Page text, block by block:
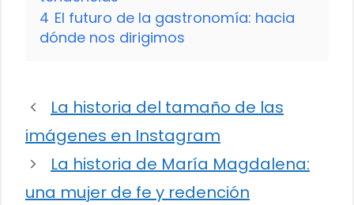
4 El futuro de la gastronomía: hacia
dónde nos dirigimos
La historia del tamaño de las
imágenes en Instagram
La historia de María Magdalena:
una mujer de fe y redención